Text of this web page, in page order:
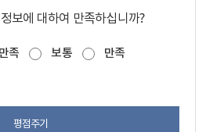
보에 대하여 만족하십니까?
족 보통
만족
평점주기